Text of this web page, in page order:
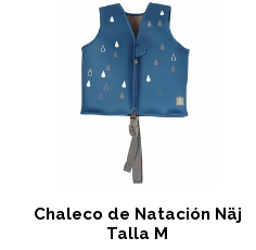
Chaleco de Natación Näj
Talla M